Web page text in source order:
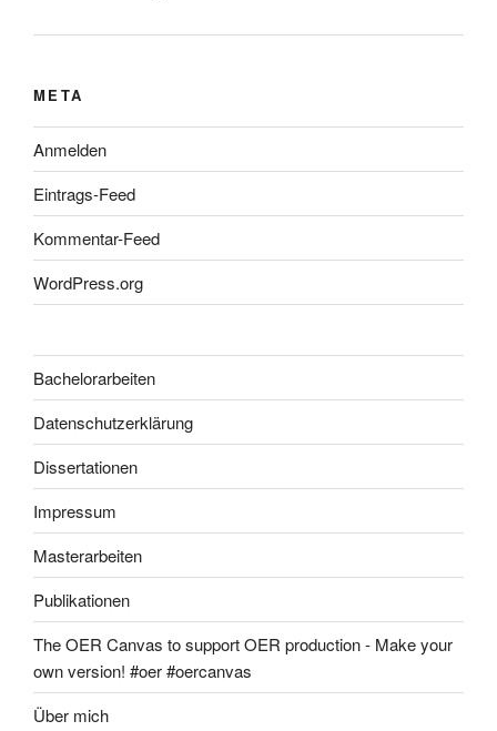
META
Anmelden
Eintrags-Feed
Kommentar-Feed
WordPress.org
Bachelorarbeiten
Datenschutzerklärung
Dissertationen
Impressum
Masterarbeiten
Publikationen
The OER Canvas to support OER production - Make your
own version! #oer #oercanvas
Über mich